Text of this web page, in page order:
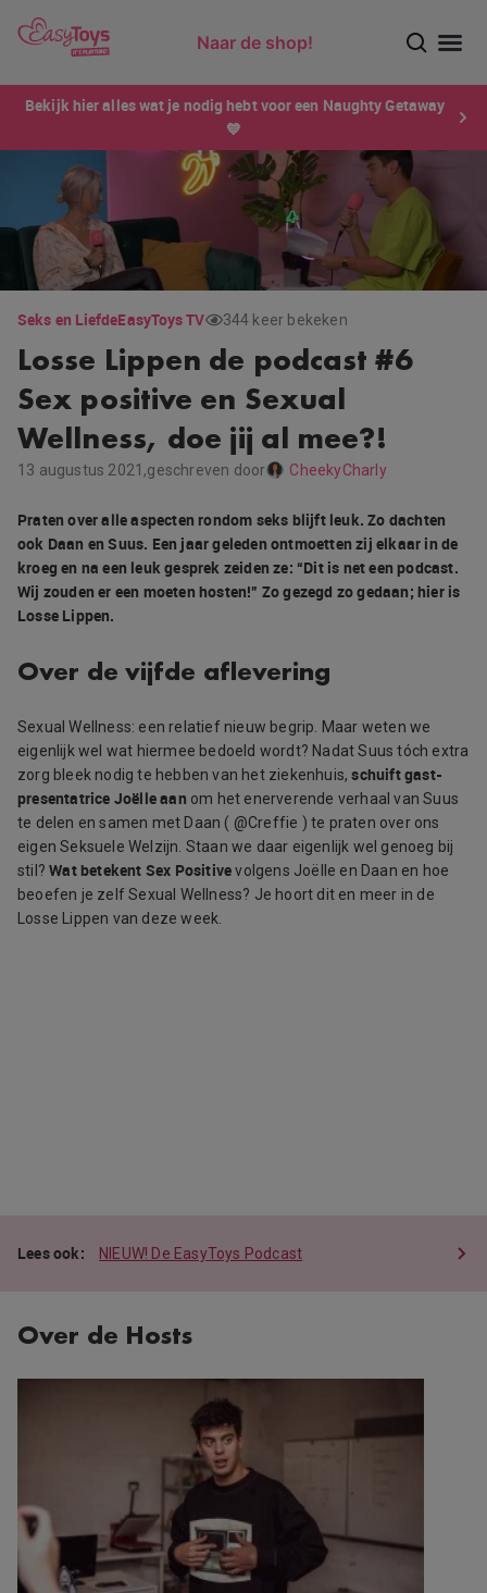
Naar de shop!
Bekijk hier alles wat je nodig hebt voor een Naughty Getaway
💙
Seks en LiefdeEasyToys TV 344 keer bekeken
Losse Lippen de podcast #6
Sex positive en Sexual
Wellness, doe jij al mee?!
13 augustus 2021,geschreven door CheekyCharly
Praten over alle aspecten rondom seks blijft leuk. Zo dachten
ook Daan en Suus. Een jaar geleden ontmoetten zij elkaar in de
kroeg en na een leuk gesprek zeiden ze: “Dit is net een podcast.
Wij zouden er een moeten hosten!” Zo gezegd zo gedaan; hier is
Losse Lippen.
Over de vijfde aflevering
Sexual Wellness: een relatief nieuw begrip. Maar weten we
eigenlijk wel wat hiermee bedoeld wordt? Nadat Suus tóch extra
zorg bleek nodig te hebben van het ziekenhuis,schuift gast-
presentatrice Joëlle aan om het enerverende verhaal van Suus
te delen en samen met Daan ( @Creffie ) te praten over ons
eigen Seksuele Welzijn. Staan we daar eigenlijk wel genoeg bij
stil?Wat betekent Sex Positivevolgens Joëlle en Daan en hoe
beoefen je zelf Sexual Wellness? Je hoort dit en meer in de
Losse Lippen van deze week.
NIEUW! De EasyToys Podcast
Over de Hosts